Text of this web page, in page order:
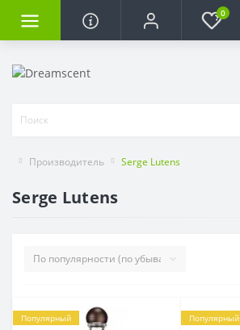
0
Производитель Serge Lutens
Serge Lutens
Популярный Популярный